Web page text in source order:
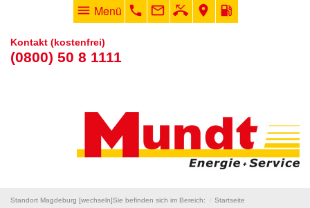
menu Menü phone mail_outline phone_missed room local_gas_station
Kontakt (kostenfrei)
(0800) 50 8 1111
Standort Magdeburg [wechseln]Sie befinden sich im Bereich: Startseite